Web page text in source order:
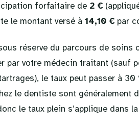
forfaitaire de 2 €
le montant versé à 14,10 €par
réserve du parcours de soins
par votre médecin traitant (sauf
le taux peut passer à
le dentiste sont généralement
le taux plein s’applique dans